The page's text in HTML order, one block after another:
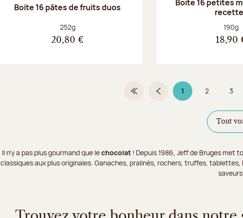
Boite 16 pâtes de fruits duos
Poids net :
252g
20,80 €
Boite 16 petites
Poids
190g
18,90
Première pagePage précédente
1Page 1 sur 9
Page
2 Page
3
Tout
Il n’y a pas plus gourmand que lechocolat! Depuis 1986, Jeff de Bruges met
classiques aux plus originales. Ganaches, pralinés, rochers, truffes,
saveurs.